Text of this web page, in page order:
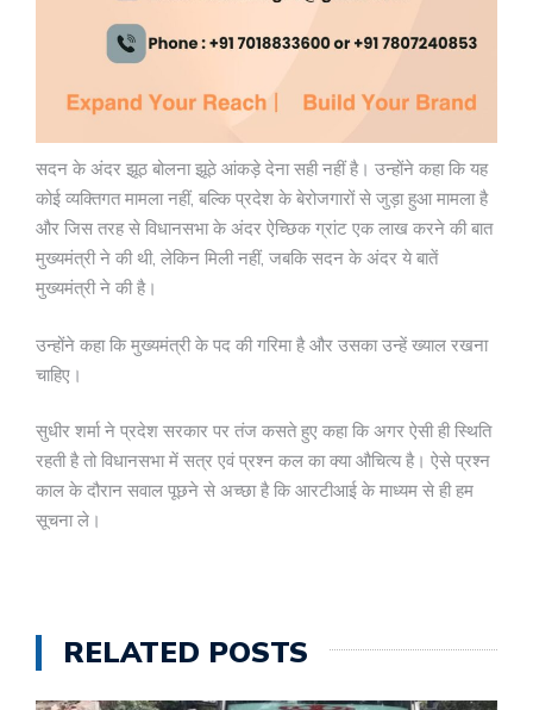
सदन के अंदर झूठ बोलना झूठे आंकड़े देना सही नहीं है। उन्होंने कहा कि यह
कोई व्यक्तिगत मामला नहीं, बल्कि प्रदेश के बेरोजगारों से जुड़ा हुआ मामला है
और जिस तरह से विधानसभा के अंदर ऐच्छिक ग्रांट एक लाख करने की बात
मुख्यमंत्री ने की थी, लेकिन मिली नहीं, जबकि सदन के अंदर ये बातें
मुख्यमंत्री ने की है।
उन्होंने कहा कि मुख्यमंत्री के पद की गरिमा है और उसका उन्हें ख्याल रखना
चाहिए।
सुधीर शर्मा ने प्रदेश सरकार पर तंज कसते हुए कहा कि अगर ऐसी ही स्थिति
रहती है तो विधानसभा में सत्र एवं प्रश्न कल का क्या औचित्य है। ऐसे प्रश्न
काल के दौरान सवाल पूछने से अच्छा है कि आरटीआई के माध्यम से ही हम
सूचना ले।
RELATED POSTS